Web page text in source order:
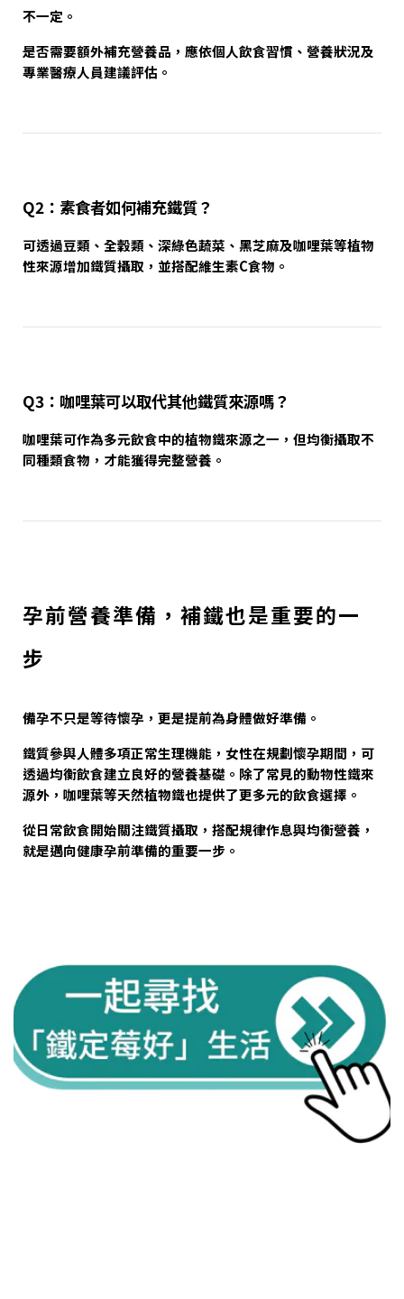
不一定。
是否需要額外補充營養品，應依個人飲食習慣、營養狀況及
專業醫療人員建議評估。
Q2：素食者如何補充鐵質？
可透過豆類、全穀類、深綠色蔬菜、黑芝麻及咖哩葉等植物
性來源增加鐵質攝取，並搭配維生素C食物。
Q3：咖哩葉可以取代其他鐵質來源嗎？
咖哩葉可作為多元飲食中的植物鐵來源之一，但均衡攝取不
同種類食物，才能獲得完整營養。
孕前營養準備，補鐵也是重要的一
步
備孕不只是等待懷孕，更是提前為身體做好準備。
鐵質參與人體多項正常生理機能，女性在規劃懷孕期間，可
透過均衡飲食建立良好的營養基礎。除了常見的動物性鐵來
源外，咖哩葉等天然植物鐵也提供了更多元的飲食選擇。
從日常飲食開始關注鐵質攝取，搭配規律作息與均衡營養，
就是邁向健康孕前準備的重要一步。